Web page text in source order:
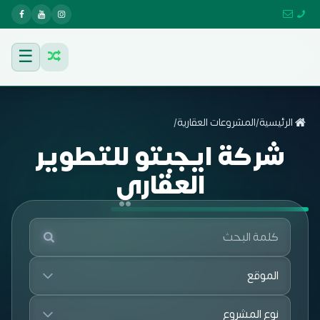
☰
الرئيسية/المشروعات العقارية/
شركة ايجبتو للتطوير
العقاري